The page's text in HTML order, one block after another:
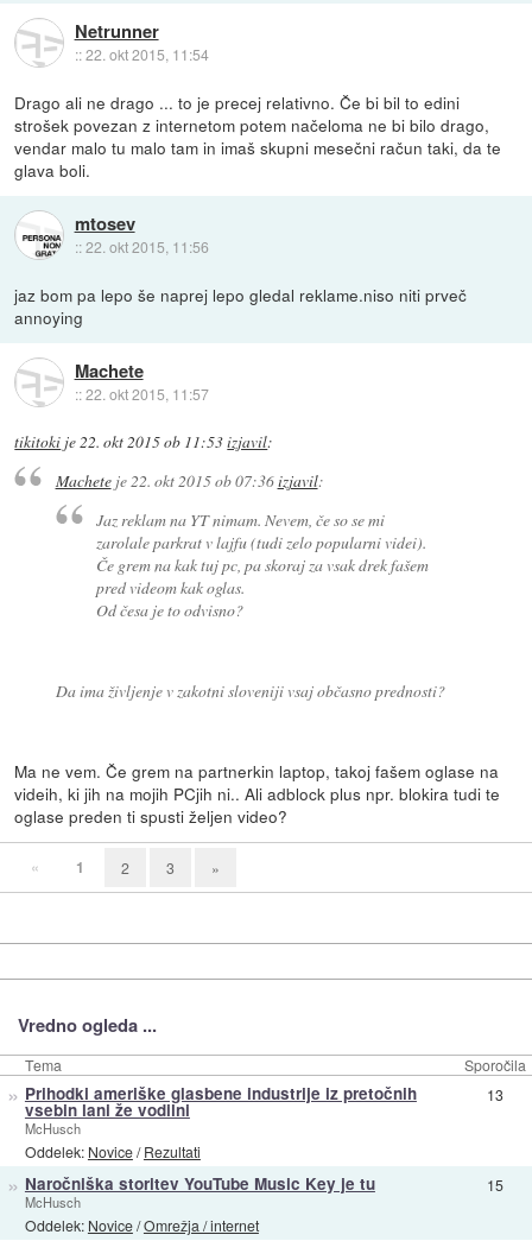
Netrunner
::22. okt 2015, 11:54
Drago ali ne drago ... to je precej relativno. Če bi bil to edini
strošek povezan z internetom potem načeloma ne bi bilo drago,
vendar malo tu malo tam in imaš skupni mesečni račun taki, da te
glava boli.
mtosev
::22. okt 2015, 11:56
jaz bom pa lepo še naprej lepo gledal reklame.niso niti prveč
annoying
Machete
::22. okt 2015, 11:57
tikitoki je22. okt 2015 ob 11:53izjavil:
Macheteje22. okt 2015 ob 07:36izjavil:
Jaz reklam na YT nimam. Nevem, če so se mi
zarolale parkrat v lajfu (tudi zelo popularni videi).
Če grem na kak tuj pc, pa skoraj za vsak drek fašem
pred videom kak oglas.
Od česa je to odvisno?
Da ima življenje v zakotni sloveniji vsaj občasno prednosti?
Ma ne vem. Če grem na partnerkin laptop, takoj fašem oglase na
videih, ki jih na mojih PCjih ni.. Ali adblock plus npr. blokira tudi te
oglase preden ti spusti željen video?
« 1 2 3 »
Vredno ogleda ...
Tema Sporočila
» Prihodki ameriške glasbene industrije iz pretočnih
vsebin lani že vodilni
McHusch
Oddelek: Novice/Rezultati
13
» Naročniška storitev YouTube Music Key je tu
McHusch
Oddelek: Novice/Omrežja / internet
15